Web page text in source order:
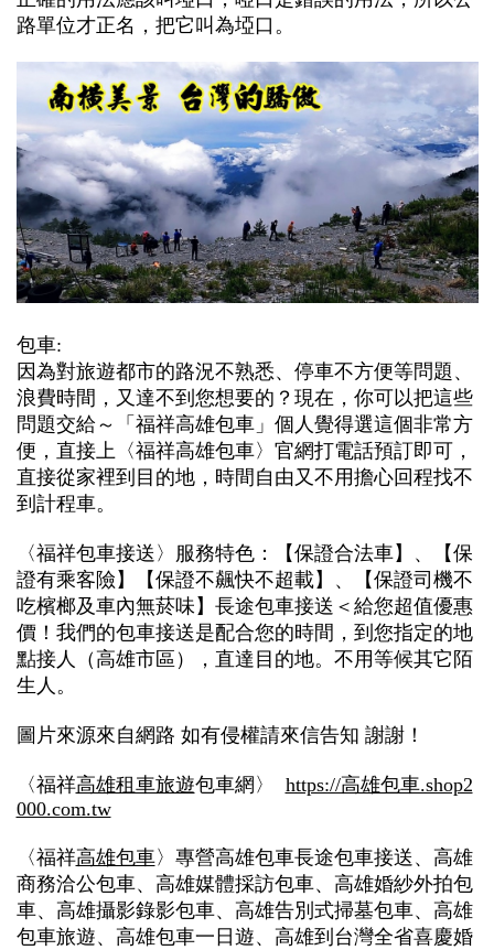
路單位才正名，把它叫為埡口。
包車:
因為對旅遊都市的路況不熟悉、停車不方便等問題、
浪費時間，又達不到您想要的？現在，你可以把這些
問題交給～「 福祥高雄包車」個人覺得選這個非常方
便，直接上〈福祥高雄包車〉官網打電話預訂即可，
直接從家裡到目的地，時間自由又不用擔心回程找不
到計程車。
〈福祥包車接送〉服務特色：【保證合法車】、【保
證有乘客險】【保證不飆快不超載】、【保證司機不
吃檳榔及車內無菸味】長途包車接送＜給您超值優惠
價！我們的包車接送是配合您的時間，到您指定的地
點接人（高雄市區），直達目的地。不用等候其它陌
生人。
圖片來源來自網路 如有侵權請來信告知 謝謝！
〈福祥高雄租車旅遊包車網〉 https://高雄包車.shop2
000.com.tw
〈福祥高雄包車〉專營高雄包車長途包車接送、高雄
商務洽公包車、高雄媒體採訪包車、高雄婚紗外拍包
車、高雄攝影錄影包車、高雄告別式掃墓包車、高雄
包車旅遊、高雄包車一日遊、高雄到台灣全省喜慶婚